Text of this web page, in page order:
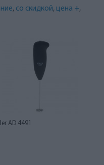
, со скидкой, цена +,
AD 4491